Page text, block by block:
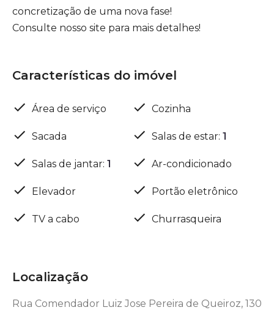
concretização de uma nova fase!
Consulte nosso site para mais detalhes!
Características do imóvel
Área de serviço Cozinha
Sacada Salas de estar: 1
Salas de jantar: 1 Ar-condicionado
Elevador Portão eletrônico
TV a cabo Churrasqueira
Localização
Rua Comendador Luiz Jose Pereira de Queiroz, 130